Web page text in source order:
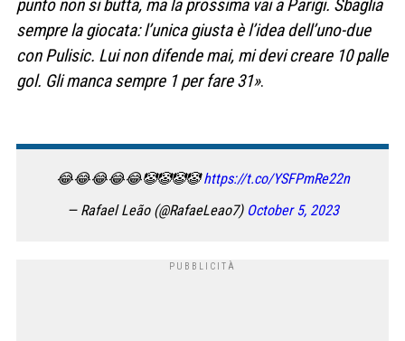
punto non si butta, ma la prossima vai a Parigi. Sbaglia
sempre la giocata: l’unica giusta è l’idea dell’uno-due
con Pulisic. Lui non difende mai, mi devi creare 10 palle
gol. Gli manca sempre 1 per fare 31».
😂😂😂😂😂🤡🤡🤡🤡https://t.co/YSFPmRe22n
— Rafael Leão (@RafaeLeao7) October 5, 2023